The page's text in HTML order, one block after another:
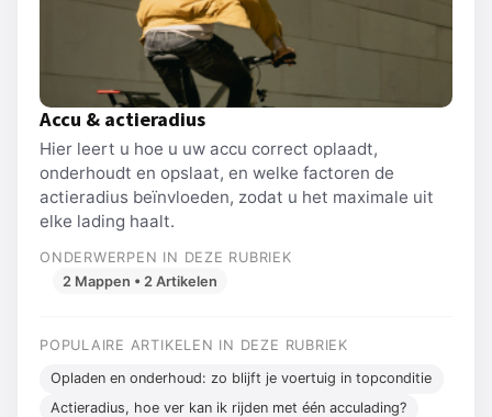
Accu & actieradius
Hier leert u hoe u uw accu correct oplaadt,
onderhoudt en opslaat, en welke factoren de
actieradius beïnvloeden, zodat u het maximale uit
elke lading haalt.
ONDERWERPEN IN DEZE RUBRIEK
2 Mappen • 2 Artikelen
POPULAIRE ARTIKELEN IN DEZE RUBRIEK
Opladen en onderhoud: zo blijft je voertuig in topconditie
Actieradius, hoe ver kan ik rijden met één acculading?